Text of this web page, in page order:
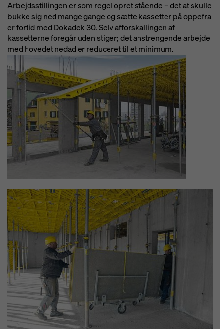
Arbejdsstillingen er som regel opret stående – det at skulle
bukke sig ned mange gange og sætte kassetter på oppefra
er fortid med Dokadek 30. Selv afforskallingen af
kassetterne foregår uden stiger; det anstrengende arbejde
med hovedet nedad er reduceret til et minimum.